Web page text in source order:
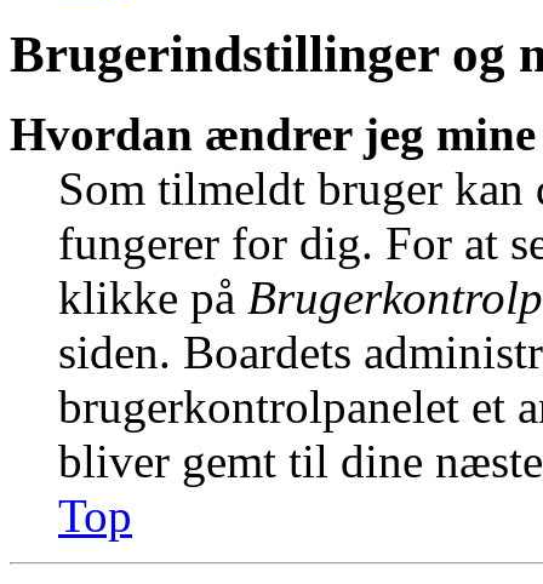
Brugerindstillinger og
Hvordan ændrer jeg
Som tilmeldt bruger kan
fungerer for dig. For at
klikke på
siden. Boardets
brugerkontrolpanelet et
bliver gemt til dine
Top